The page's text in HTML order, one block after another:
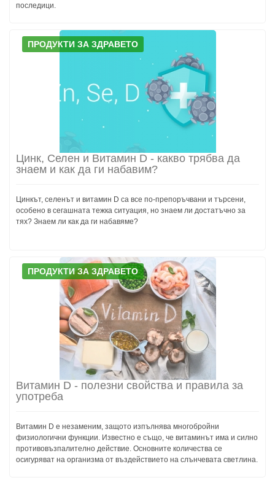
последици.
ПРОДУКТИ ЗА ЗДРАВЕТО
Цинк, Селен и Витамин D - какво трябва да
знаем и как да ги набавим?
Цинкът, селенът и витамин D са все по-препоръчвани и търсени,
особено в сегашната тежка ситуация, но знаем ли достатъчно за
тях? Знаем ли как да ги набавяме?
ПРОДУКТИ ЗА ЗДРАВЕТО
Витамин D - полезни свойства и правила за
употреба
Витамин D е незаменим, защото изпълнява многобройни
физиологични функции. Известно е също, че витаминът има и силно
противовъзпалително действие. Основните количества се
осигуряват на организма от въздействието на слънчевата светлина.